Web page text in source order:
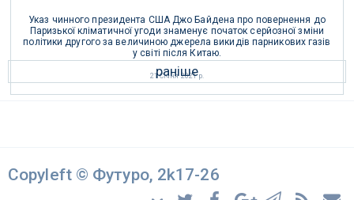
Указ чинного президента США Джо Байдена про повернення до
Паризької кліматичної угоди знаменує початок серйозної зміни
політики другого за величиною джерела викидів парникових газів
у світі після Китаю.
21 Січня 2021 р.
раніше
Copyleft © Футуро, 2k17-26